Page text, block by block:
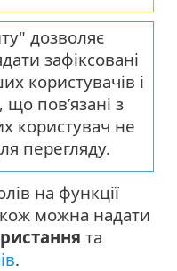
дозволяє
зафіксовані
користувачів і
що пов’язані з
користувач не
перегляду.
на функції
можна надати
та
.